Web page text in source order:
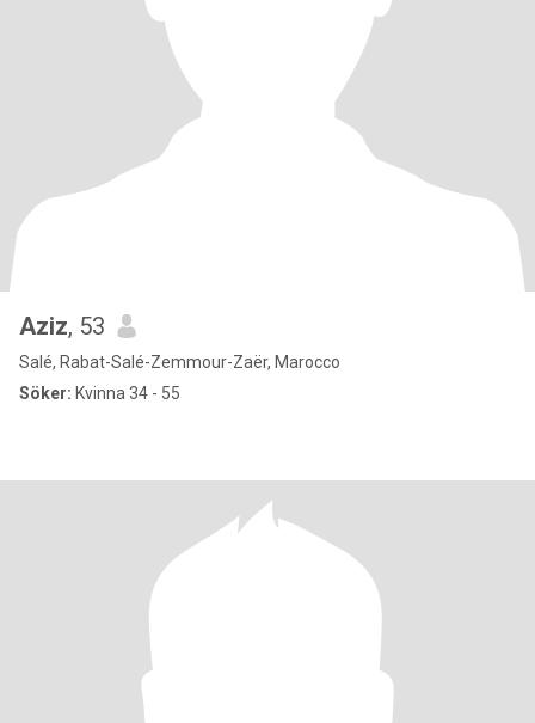
Aziz, 53
Salé, Rabat-Salé-Zemmour-Zaër, Marocco
Söker: Kvinna 34 - 55